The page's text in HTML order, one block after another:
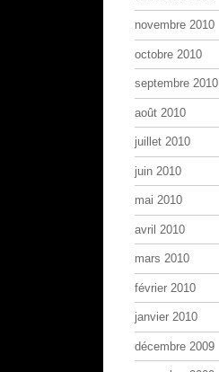
novembre 2010
octobre 2010
septembre 2010
août 2010
juillet 2010
juin 2010
mai 2010
avril 2010
mars 2010
février 2010
janvier 2010
décembre 2009